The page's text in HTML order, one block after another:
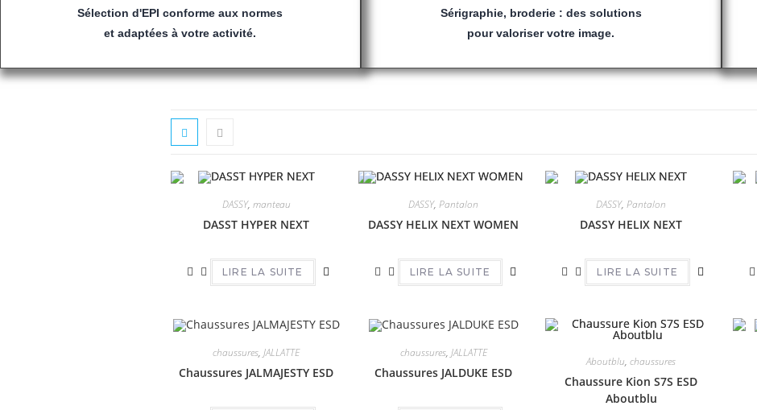
Sélection d'EPI conforme aux normes
et adaptées à votre activité.
Sérigraphie, broderie : des solutions
pour valoriser votre image.
DASSY, manteau
DASST HYPER NEXT
LIRE LA SUITE
DASSY,Pantalon
DASSY HELIX NEXT WOMEN
LIRE LA SUITE
DASSY,Pantalon
DASSY HELIX NEXT
LIRE LA SUITE
chaussures,JALLATTE
Chaussures JALMAJESTY ESD
chaussures, JALLATTE
Chaussures JALDUKE ESD
Aboutblu,chaussures
Chaussure Kion S7S ESD
Aboutblu